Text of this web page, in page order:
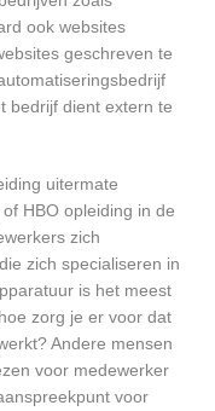
ook websites
geschreven te
bedrijf dient extern te
uitermate
HBO opleiding in de
zich
zich specialiseren in
is het meest
zorg je er voor dat
Andere mensen
voor medewerker
voor